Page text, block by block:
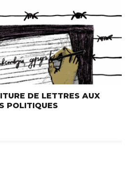
DE LETTRES AUX
POLITIQUES